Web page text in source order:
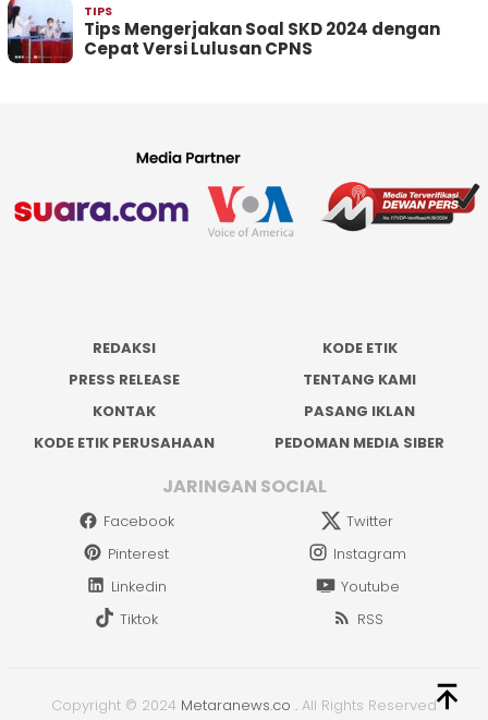
TIPS
Tips Mengerjakan Soal SKD 2024 dengan
Cepat Versi Lulusan CPNS
REDAKSI
KODE ETIK
PRESS RELEASE
TENTANG KAMI
KONTAK
PASANG IKLAN
KODE ETIK PERUSAHAAN
PEDOMAN MEDIA SIBER
JARINGAN SOCIAL
Facebook
Twitter
Pinterest
Instagram
Linkedin
Youtube
Tiktok
RSS
Copyright © 2024 Metaranews.co . All Rights Reserved